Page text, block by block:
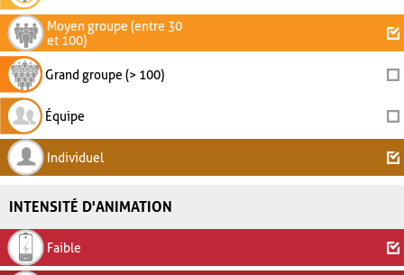
Moyen groupe (entre 30
et 100)
Grand groupe (> 100)
Équipe
Individuel
INTENSITÉ D'ANIMATION
Faible